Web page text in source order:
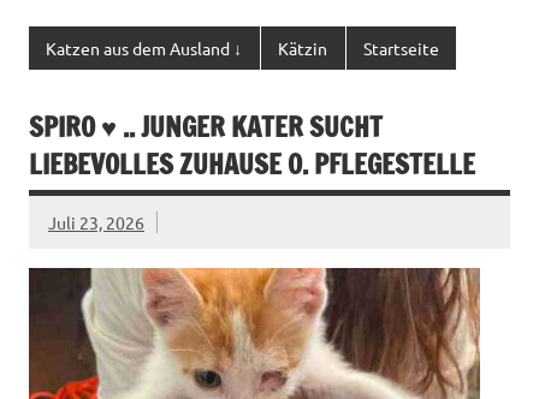
Katzen aus dem Ausland ↓ Kätzin Startseite
SPIRO ♥ .. JUNGER KATER SUCHT
LIEBEVOLLES ZUHAUSE O. PFLEGESTELLE
Juli 23, 2026